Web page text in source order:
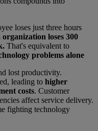
loses just three hours
organization loses 300
That's equivalent to
problems alone
lost productivity.
leading to higher
costs. Customer
affect service delivery.
fighting technology